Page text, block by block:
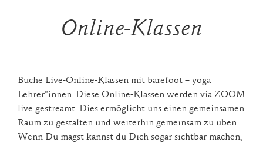
Online-Klassen
Buche Live-Online-Klassen mit barefoot – yoga
Lehrer*innen. Diese Online-Klassen werden via ZOOM
live gestreamt. Dies ermöglicht uns einen gemeinsamen
Raum zu gestalten und weiterhin gemeinsam zu üben.
Wenn Du magst kannst du Dich sogar sichtbar machen,